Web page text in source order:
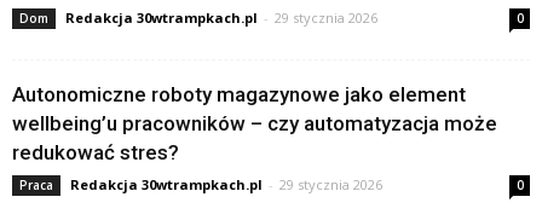
Dom Redakcja 30wtrampkach.pl - 29 stycznia 2026 0
Autonomiczne roboty magazynowe jako element
wellbeing’u pracowników – czy automatyzacja może
redukować stres?
Praca Redakcja 30wtrampkach.pl - 29 stycznia 2026 0